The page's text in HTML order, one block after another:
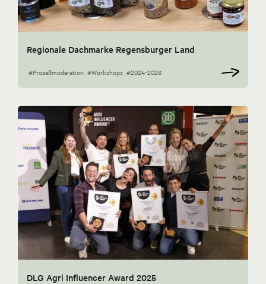
Regionale Dachmarke Regensburger Land
#Prozeßmoderation #Workshops #2024-2026
DLG Agri Influencer Award 2025